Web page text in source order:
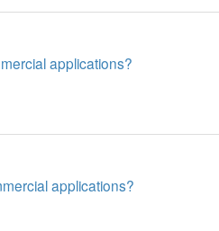
applications?
applications?